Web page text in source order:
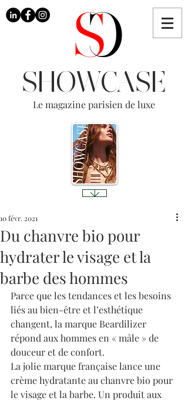
SHOWCASE
Le magazine parisien de luxe
Du chanvre bio pour
hydrater le visage et la
barbe des hommes
10 févr. 2021
Parce que les tendances et les besoins
liés au bien-être et l’esthétique
changent, la marque Beardilizer
répond aux hommes en « mâle » de
douceur et de confort.
La jolie marque française lance une
crème hydratante au chanvre bio pour
le visage et la barbe. Un produit aux